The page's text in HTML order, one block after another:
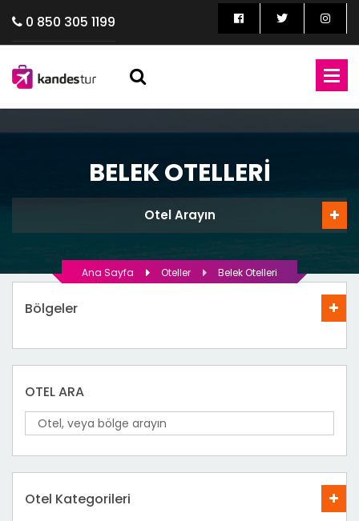
0 850 305 1199
BELEK OTELLERI
Otel Arayın
Ana Sayfa Oteller Belek Otelleri
Bölgeler
OTEL ARA
Otel Kategorileri